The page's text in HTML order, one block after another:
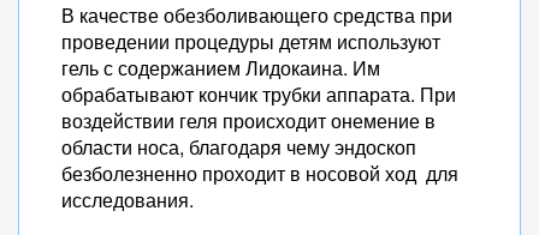
В качестве обезболивающего средства при
проведении процедуры детям используют
гель с содержанием Лидокаина. Им
обрабатывают кончик трубки аппарата. При
воздействии геля происходит онемение в
области носа, благодаря чему эндоскоп
безболезненно проходит в носовой ход для
исследования.